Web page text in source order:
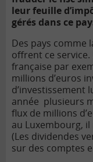
leur feuille
gérés dans ce
Des pays comme
offrent ce
française par
millions d’euros
d’investissement
année plusieurs
flux de millions
au Luxembourg, il
(Les dividendes
sur des comptes